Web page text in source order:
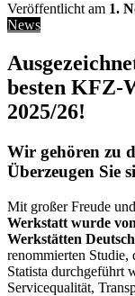
Veröffentlicht am 1.
News
besten KFZ-
2025/26!
Wir gehören zu
Überzeugen Sie
Mit großer Freude
Werkstatt wurde
Werkstätten
renommierten Studie,
Statista durchgeführt
Servicequalität,